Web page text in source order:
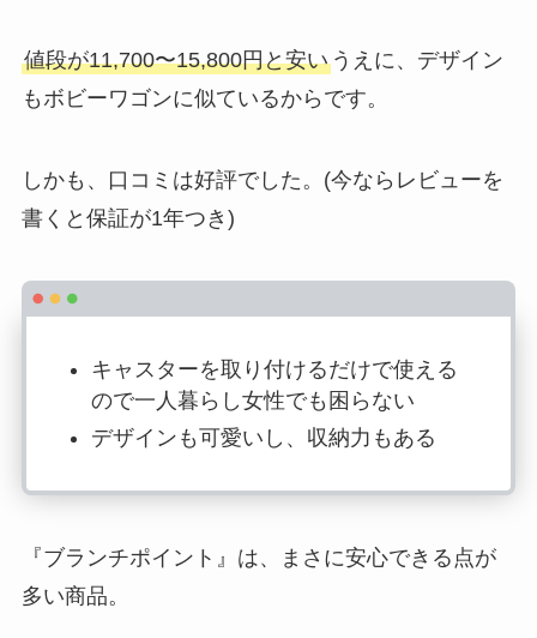
値段が11,700〜15,800円と安いうえに、デザイン
もボビーワゴンに似ているからです。
しかも、口コミは好評でした。(今ならレビューを
書くと保証が1年つき)
キャスターを取り付けるだけで使える
ので一人暮らし女性でも困らない
デザインも可愛いし、収納力もある
『ブランチポイント』は、まさに安心できる点が
多い商品。